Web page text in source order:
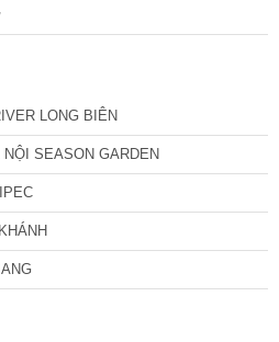
LONG BIÊN
SEASON GARDEN